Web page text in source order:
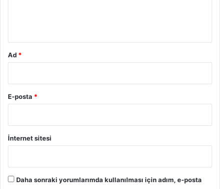
Ad *
E-posta *
İnternet sitesi
Daha sonraki yorumlarımda kullanılması için adım, e-posta